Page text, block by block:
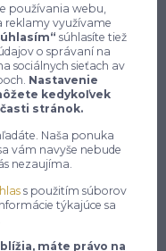
gastronómii,
obore, nájdeš u nás
mohol svoju prácu
aj bezpečne a s
zahrnuje pracovné
vesty, tričká, mikiny,
ktoré sú odolné voči
poškodeniu
kvality a zároveň
zákazníka, pretože
používania webu,
reklamy využívame
súhlasíte tiež
o správaní na
sociálnych sieťach av
Nastavenie
kedykoľvek
stránok.
Naša ponuka
vám navyše nebude
nezaujíma.
s použitím súborov
týkajúce sa
máte právo na